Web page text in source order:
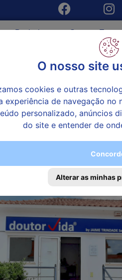
O nosso site
cookies e outras
experiência de navegação
personalizado, anúncios
do site e entender de
Alterar as minhas
Particulares Seguros
o único propósito de
e preço para os